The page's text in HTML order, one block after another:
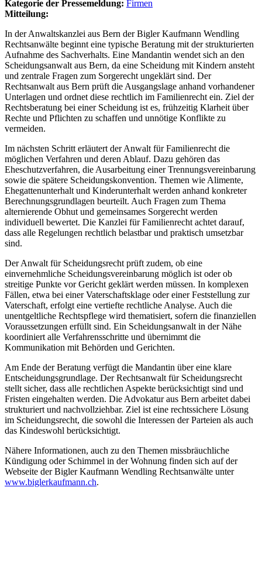
Kategorie der Pressemeldung: Firmen
Mitteilung:
In der Anwaltskanzlei aus Bern der Bigler Kaufmann Wendling
Rechtsanwälte beginnt eine typische Beratung mit der strukturierten
Aufnahme des Sachverhalts. Eine Mandantin wendet sich an den
Scheidungsanwalt aus Bern, da eine Scheidung mit Kindern ansteht
und zentrale Fragen zum Sorgerecht ungeklärt sind. Der
Rechtsanwalt aus Bern prüft die Ausgangslage anhand vorhandener
Unterlagen und ordnet diese rechtlich im Familienrecht ein. Ziel der
Rechtsberatung bei einer Scheidung ist es, frühzeitig Klarheit über
Rechte und Pflichten zu schaffen und unnötige Konflikte zu
vermeiden.
Im nächsten Schritt erläutert der Anwalt für Familienrecht die
möglichen Verfahren und deren Ablauf. Dazu gehören das
Eheschutzverfahren, die Ausarbeitung einer Trennungsvereinbarung
sowie die spätere Scheidungskonvention. Themen wie Alimente,
Ehegattenunterhalt und Kinderunterhalt werden anhand konkreter
Berechnungsgrundlagen beurteilt. Auch Fragen zum Thema
alternierende Obhut und gemeinsames Sorgerecht werden
individuell bewertet. Die Kanzlei für Familienrecht achtet darauf,
dass alle Regelungen rechtlich belastbar und praktisch umsetzbar
sind.
Der Anwalt für Scheidungsrecht prüft zudem, ob eine
einvernehmliche Scheidungsvereinbarung möglich ist oder ob
streitige Punkte vor Gericht geklärt werden müssen. In komplexen
Fällen, etwa bei einer Vaterschaftsklage oder einer Feststellung zur
Vaterschaft, erfolgt eine vertiefte rechtliche Analyse. Auch die
unentgeltliche Rechtspflege wird thematisiert, sofern die finanziellen
Voraussetzungen erfüllt sind. Ein Scheidungsanwalt in der Nähe
koordiniert alle Verfahrensschritte und übernimmt die
Kommunikation mit Behörden und Gerichten.
Am Ende der Beratung verfügt die Mandantin über eine klare
Entscheidungsgrundlage. Der Rechtsanwalt für Scheidungsrecht
stellt sicher, dass alle rechtlichen Aspekte berücksichtigt sind und
Fristen eingehalten werden. Die Advokatur aus Bern arbeitet dabei
strukturiert und nachvollziehbar. Ziel ist eine rechtssichere Lösung
im Scheidungsrecht, die sowohl die Interessen der Parteien als auch
das Kindeswohl berücksichtigt.
Nähere Informationen, auch zu den Themen missbräuchliche
Kündigung oder Schimmel in der Wohnung finden sich auf der
Webseite der Bigler Kaufmann Wendling Rechtsanwälte unter
www.biglerkaufmann.ch.